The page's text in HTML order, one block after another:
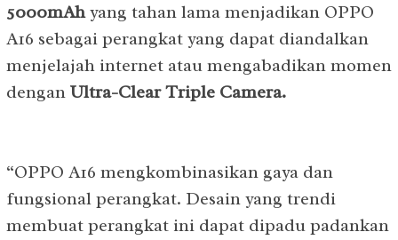
5000mAhyang tahan lama menjadikan OPPO
A16 sebagai perangkat yang dapat diandalkan
menjelajah internet atau mengabadikan momen
dengan Ultra-Clear Triple Camera.
“OPPO A16 mengkombinasikan gaya dan
fungsional perangkat. Desain yang trendi
membuat perangkat ini dapat dipadu padankan